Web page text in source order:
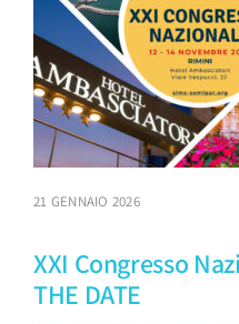
XXI Congresso
THE DATE
21 GENNAIO 2026